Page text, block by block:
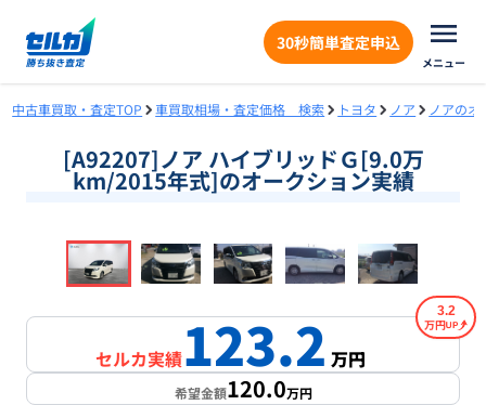
30秒簡単査定申込
メニュー
中古車買取・査定TOP 車買取相場・査定価格 検索 トヨタ ノア ノアの
[A92207]ノア ハイブリッドＧ[9.0万
km/2015年式]のオークション実績
1/18
セルカ実績123.2万円
3.2
万円
希望金額120.0万円